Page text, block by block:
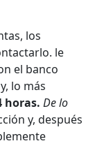
los
le
el banco
lo más
horas. De lo
y, después